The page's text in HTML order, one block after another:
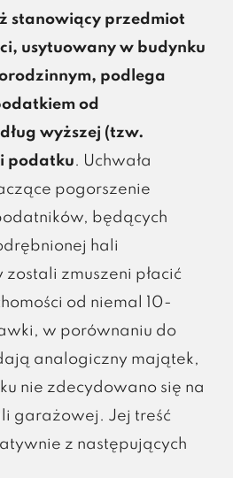
stanowiący przedmiot
usytuowany w budynku
podlega
od
wyższej (tzw.
podatku. Uchwała
pogorszenie
będących
hali
zmuszeni płacić
od niemal 10-
w porównaniu do
analogiczny majątek,
nie zdecydowano się na
garażowej. Jej treść
z następujących